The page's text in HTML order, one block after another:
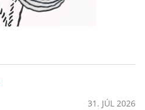
31. JÚL 2026